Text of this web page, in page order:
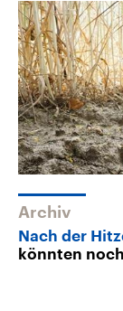
Archiv
Nach der
könnten